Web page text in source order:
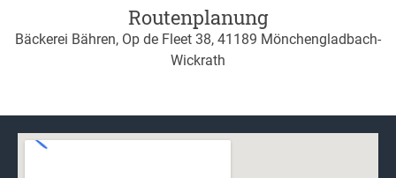
Routenplanung
Bäckerei Bähren, Op de Fleet 38, 41189 Mönchengladbach-
Wickrath